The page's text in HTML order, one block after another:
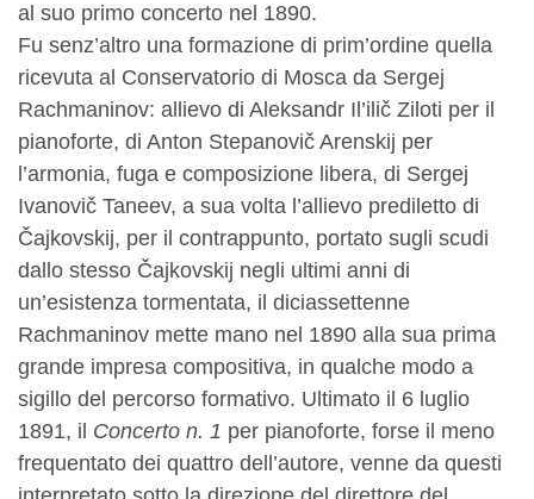
al suo primo concerto nel 1890.
Fu senz’altro una formazione di prim’ordine quella
ricevuta al Conservatorio di Mosca da Sergej
Rachmaninov: allievo di Aleksandr Il’ilič Ziloti per il
pianoforte, di Anton Stepanovič Arenskij per
l’armonia, fuga e composizione libera, di Sergej
Ivanovič Taneev, a sua volta l’allievo prediletto di
Čajkovskij, per il contrappunto, portato sugli scudi
dallo stesso Čajkovskij negli ultimi anni di
un’esistenza tormentata, il diciassettenne
Rachmaninov mette mano nel 1890 alla sua prima
grande impresa compositiva, in qualche modo a
sigillo del percorso formativo. Ultimato il 6 luglio
1891, il Concerto n. 1 per pianoforte, forse il meno
frequentato dei quattro dell’autore, venne da questi